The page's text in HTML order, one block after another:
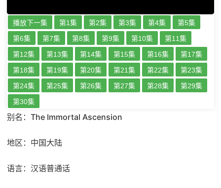
播放下一集 第1集 第2集 第3集 第4集
第5集
第6集
第7集 第8集 第9集 第10集
第11集
第12集
第13集 第14集 第15集 第16集
第17集
第18集
第19集 第20集 第21集 第22集
第23集
第24集
第25集 第26集 第27集 第28集
第29集
第30集
别名：The Immortal Ascension
地区：中国大陆
语言：汉语普通话